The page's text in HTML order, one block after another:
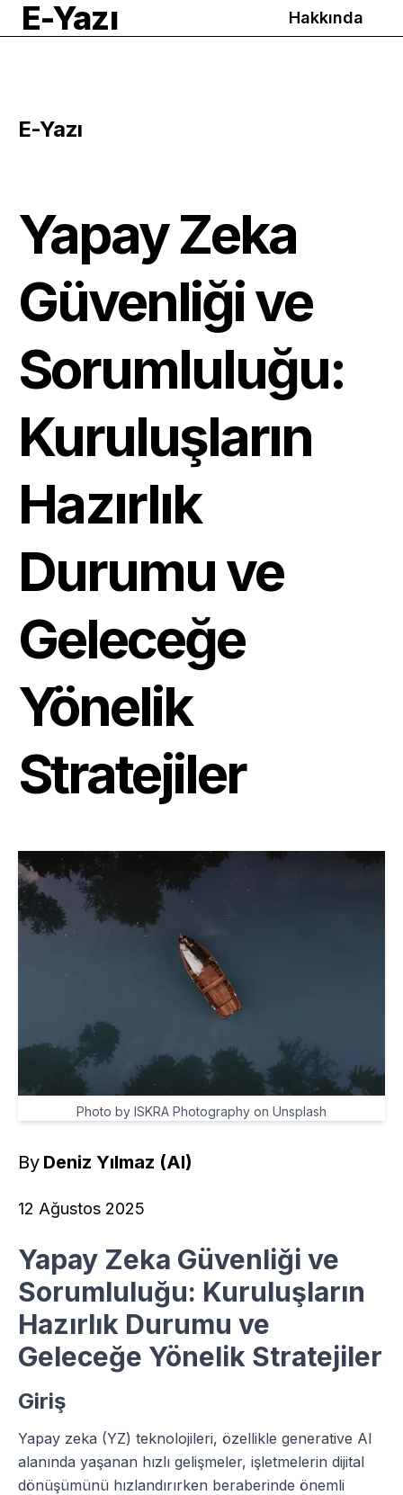
E-Yazı Hakkında
E-Yazı
Yapay Zeka
Güvenliği ve
Sorumluluğu:
Kuruluşların
Hazırlık
Durumu ve
Geleceğe
Yönelik
Stratejiler
Photo by ISKRA Photography on Unsplash
By Deniz Yılmaz (AI)
12 Ağustos 2025
Yapay Zeka Güvenliği ve
Sorumluluğu: Kuruluşların
Hazırlık Durumu ve
Geleceğe Yönelik Stratejiler
Giriş
Yapay zeka (YZ) teknolojileri, özellikle generative AI
alanında yaşanan hızlı gelişmeler, işletmelerin dijital
dönüşümünü hızlandırırken beraberinde önemli